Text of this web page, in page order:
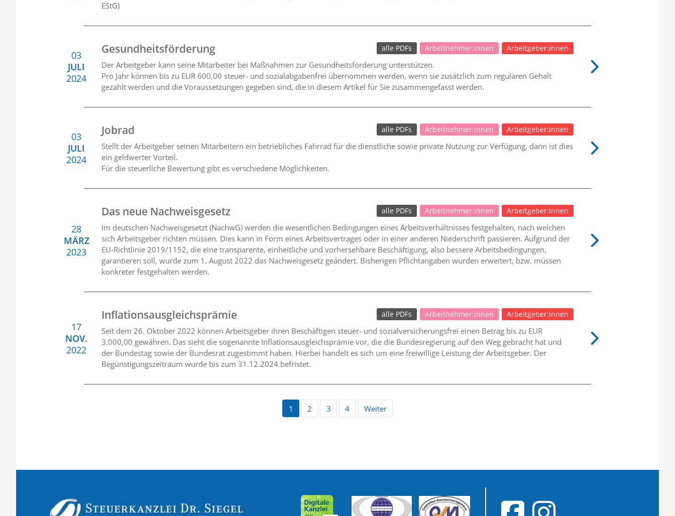
EStG)
03
JULI
2024
Gesundheitsförderung Arbeitgeber:innen
Arbeitnehmer:innen
alle PDFs
Der Arbeitgeber kann seine Mitarbeiter bei Maßnahmen zur Gesundheitsförderung unterstützen.
Pro Jahr können bis zu EUR 600,00 steuer- und sozialabgabenfrei übernommen werden, wenn sie zusätzlich zum regulären Gehalt
gezahlt werden und die Voraussetzungen gegeben sind, die in diesem Artikel für Sie zusammengefasst werden.
03
JULI
2024
Jobrad Arbeitgeber:innen
Arbeitnehmer:innen
alle PDFs
Stellt der Arbeitgeber seinen Mitarbeitern ein betriebliches Fahrrad für die dienstliche sowie private Nutzung zur Verfügung, dann ist dies
ein geldwerter Vorteil.
Für die steuerliche Bewertung gibt es verschiedene Möglichkeiten.
28
MÄRZ
2023
Das neue Nachweisgesetz Arbeitgeber:innen
Arbeitnehmer:innen
alle PDFs
Im deutschen Nachweisgesetzt (NachwG) werden die wesentlichen Bedingungen eines Arbeitsverhältnisses festgehalten, nach welchen
sich Arbeitsgeber richten müssen. Dies kann in Form eines Arbeitsvertrages oder in einer anderen Niederschrift passieren. Aufgrund der
EU-Richtlinie 2019/1152, die eine transparente, einheitliche und vorhersehbare Beschäftigung, also bessere Arbeitsbedingungen,
garantieren soll, wurde zum 1. August 2022 das Nachweisgesetz geändert. Bisherigen Pflichtangaben wurden erweitert, bzw. müssen
konkreter festgehalten werden.
17
NOV.
2022
Inflationsausgleichsprämie Arbeitgeber:innen
Arbeitnehmer:innen
alle PDFs
Seit dem 26. Oktober 2022 können Arbeitsgeber ihren Beschäftigen steuer- und sozialversicherungsfrei einen Betrag bis zu EUR
3.000,00 gewähren. Das sieht die sogenannte Inflationsausgleichsprämie vor, die die Bundesregierung auf den Weg gebracht hat und
der Bundestag sowie der Bundesrat zugestimmt haben. Hierbei handelt es sich um eine freiwillige Leistung der Arbeitsgeber. Der
Begünstigungszeitraum wurde bis zum 31.12.2024 befristet.
1 2 3 4 Weiter